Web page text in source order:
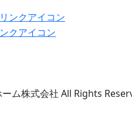
ム株式会社 All Rights